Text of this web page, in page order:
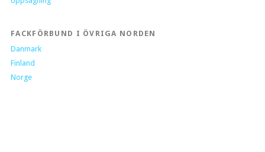
FACKFÖRBUND I ÖVRIGA NORDEN
Danmark
Finland
Norge